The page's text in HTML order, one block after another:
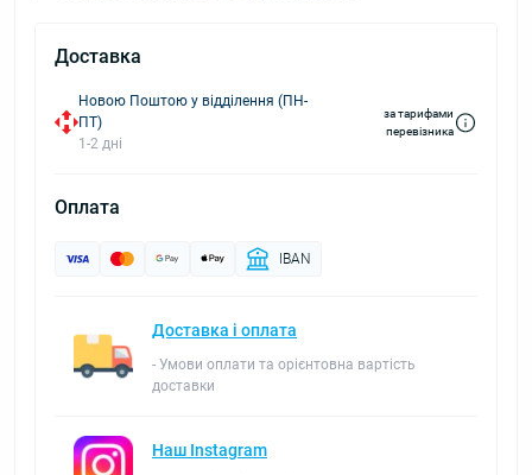
Доставка
Новою Поштою у відділення (ПН-
ПТ)
1-2 дні
за тарифами
перевізника
Оплата
IBAN
Доставка і оплата
- Умови оплати та орієнтовна вартість
доставки
Наш Instagram